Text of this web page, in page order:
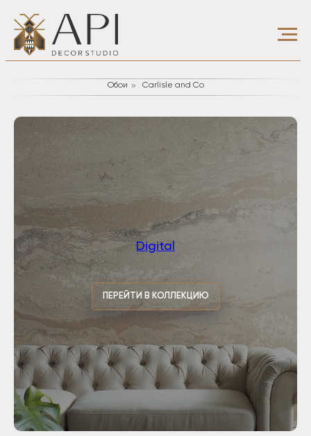
Обои » Carlisle and Co
Digital
ПЕРЕЙТИ В КОЛЛЕКЦИЮ